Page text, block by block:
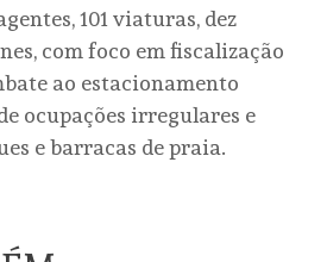
101 viaturas, dez
com foco em fiscalização
ao estacionamento
ocupações irregulares e
e barracas de praia.